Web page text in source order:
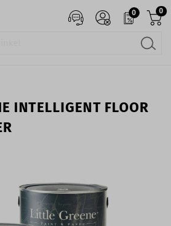
0 0
INTELLIGENT FLOOR